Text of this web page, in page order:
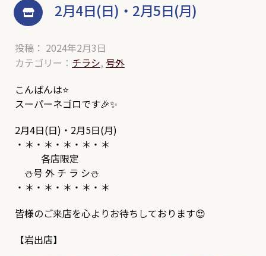
2月4日(日)・2月5日(月)
投稿： 2024年2月3日
カテゴリー： チラシ, 号外
こんばんは⭐
スーパーネゴロです🎉✨
2月4日(日)・2月5日(月)
・＊・＊・＊・＊・＊
各店限定
⛄号 外 チ ラ シ⛄
・＊・＊・＊・＊・＊
皆様のご来店を心よりお待ちしております😍
【岩出店】